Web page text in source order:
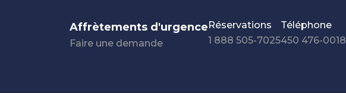
Affrètements d'urgence
Faire une demande
Réservations
1 888 505-7025
Téléphone
450 476-0018